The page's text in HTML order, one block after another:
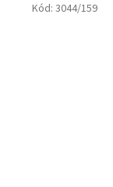
Kód: 3044/159